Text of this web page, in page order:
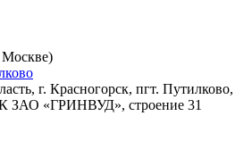
г. Красногорск, пгт. Путилково,
«ГРИНВУД», строение 31